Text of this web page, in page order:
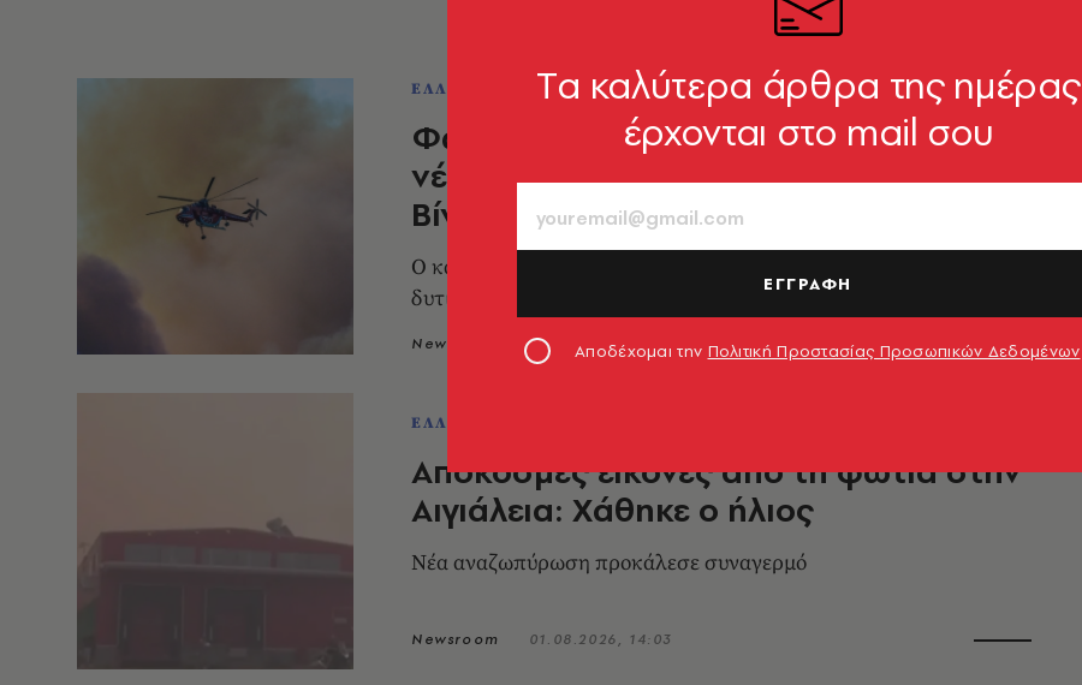
ΕΛΛΑΔΑ
Φωτιά στο Πόρτο Γερμενό: Πυκνό
νέφος καλύπτει την Πελοπόννησο -
Βίντεο
Ο καπνός από τις φωτιές μεταφέρεται προς τα νότια και τα
δυτικά της χώρας
Newsroom 01.08.2026, 19:27
ΕΛΛΑΔΑ
Απόκοσμες εικόνες από τη φωτιά στην
Αιγιάλεια: Χάθηκε ο ήλιος
Νέα αναζωπύρωση προκάλεσε συναγερμό
Newsroom 01.08.2026, 14:03
Tα καλύτερα άρθρα της ημέρας
έρχονται στο mail σου
ΕΓΓΡΑΦΗ
Αποδέχομαι την Πολιτική Προστασίας Προσωπικών Δεδομένων